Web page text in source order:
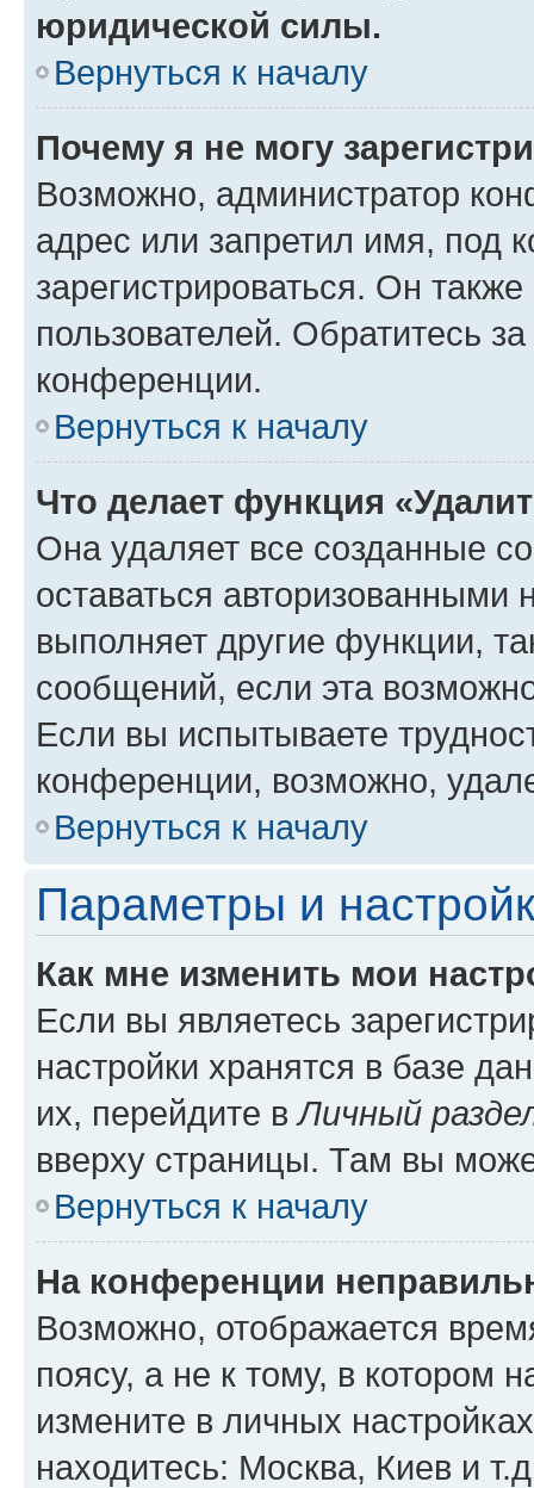
юридической силы.
Вернуться к началу
Почему я не могу
Возможно, администратор
адрес или запретил имя, под
зарегистрироваться. Он
пользователей. Обратитесь
конференции.
Вернуться к началу
Что делает функция
Она удаляет все созданные
оставаться авторизованными
выполняет другие функции,
сообщений, если эта
Если вы испытываете
конференции, возможно,
Вернуться к началу
Параметры и
Как мне изменить мои
Если вы являетесь
настройки хранятся в базе
их, перейдите вЛичный
вверху страницы. Там вы
Вернуться к началу
На конференции
Возможно, отображается
поясу, а не к тому, в котором
измените в личных
находитесь: Москва, Киев и